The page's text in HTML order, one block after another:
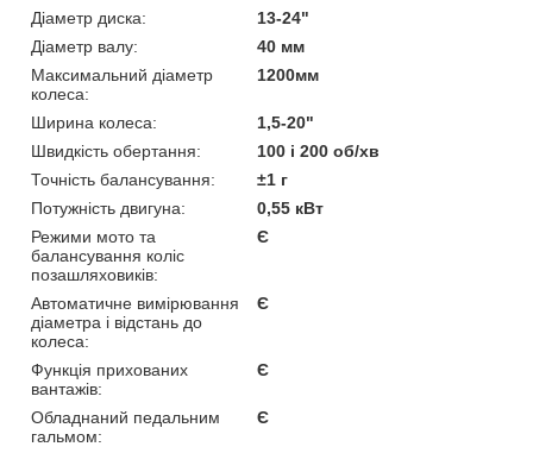
Діаметр диска:
13-24"
Діаметр валу:
40 мм
Максимальний діаметр
колеса:
1200мм
Ширина колеса:
1,5-20"
Швидкість обертання:
100 і 200 об/хв
Точність балансування:
±1 г
Потужність двигуна:
0,55 кВт
Режими мото та
балансування коліс
позашляховиків:
Є
Автоматичне вимірювання
діаметра і відстань до
колеса:
Є
Функція прихованих
вантажів:
Є
Обладнаний педальним
гальмом:
Є